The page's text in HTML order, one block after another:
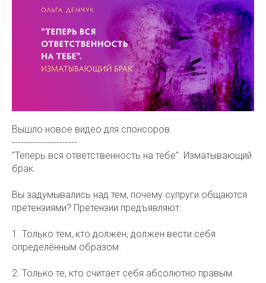
Вышло новое видео для спонсоров.
----------------------
"Теперь вся ответственность на тебе". Изматывающий
брак.
Вы задумывались над тем, почему супруги общаются
претензиями? Претензии предъявляют:
1. Только тем, кто должен, должен вести себя
определённым образом.
2. Только те, кто считает себя абсолютно правым.